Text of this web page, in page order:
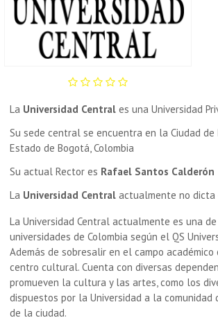
La Universidad Central es una Universidad
Su sede central se encuentra en la Ciudad de
Estado de Bogotá, Colombia
Su actual Rector es Rafael Santos Calderón
La Universidad Central actualmente no
La Universidad Central actualmente es una
universidades de Colombia según el QS
Además de sobresalir en el campo
centro cultural. Cuenta con diversas
promueven la cultura y las artes, como los
dispuestos por la Universidad a la comunidad
de la ciudad.